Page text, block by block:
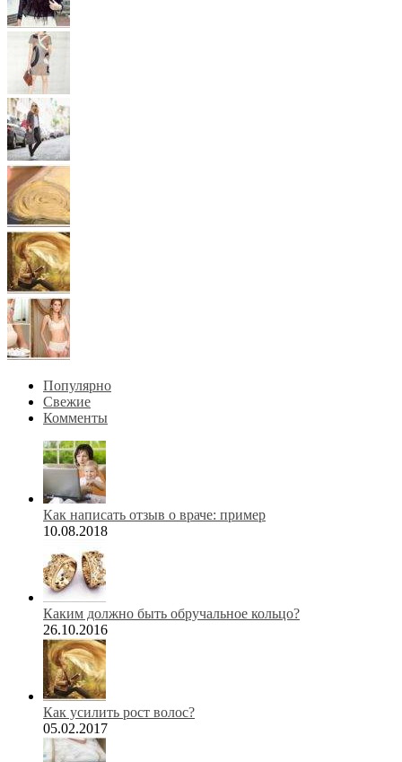
Популярно
Свежие
Комменты
Как написать отзыв о враче: пример
10.08.2018
Каким должно быть обручальное кольцо?
26.10.2016
Как усилить рост волос?
05.02.2017